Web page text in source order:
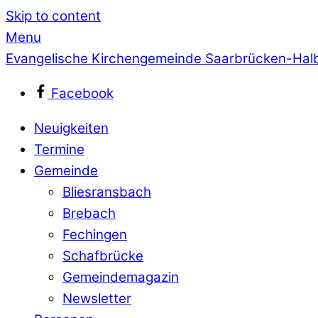
Skip to content
Menu
Evangelische Kirchengemeinde Saarbrücken-
Facebook
Neuigkeiten
Termine
Gemeinde
Bliesransbach
Brebach
Fechingen
Schafbrücke
Gemeindemagazin
Newsletter